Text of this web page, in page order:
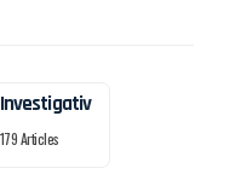
Investigativ
179 Articles